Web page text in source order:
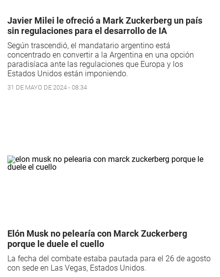
Javier Milei le ofreció a Mark Zuckerberg un país
sin regulaciones para el desarrollo de IA
Según trascendió, el mandatario argentino está
concentrado en convertir a la Argentina en una opción
paradisíaca ante las regulaciones que Europa y los
Estados Unidos están imponiendo.
31 DE MAYO DE 2024 - 08:34
Elón Musk no pelearía con Marck Zuckerberg
porque le duele el cuello
La fecha del combate estaba pautada para el 26 de agosto
con sede en Las Vegas, Estados Unidos.